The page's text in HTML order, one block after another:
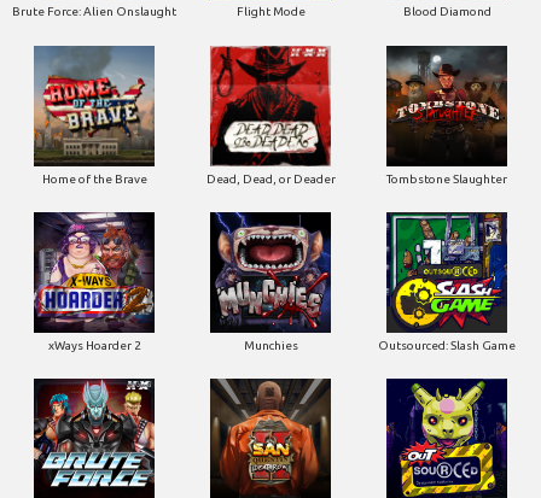
Brute Force: Alien Onslaught Flight Mode Blood Diamond
Home of the Brave Dead, Dead, or Deader Tombstone Slaughter
xWays Hoarder 2 Munchies Outsourced: Slash Game